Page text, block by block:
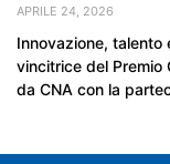
APRILE 24, 2026
Innovazione, talento
vincitrice del
da CNA con la